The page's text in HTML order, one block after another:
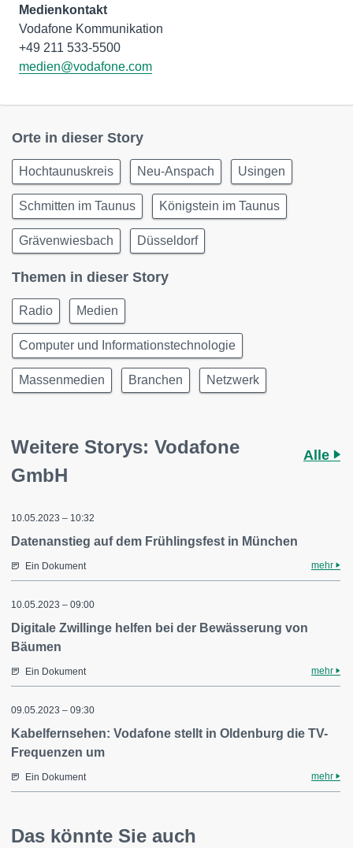
Medienkontakt
Vodafone Kommunikation
medien@vodafone.com
Orte in dieser Story
Hochtaunuskreis Neu-Anspach Usingen
Schmitten im Taunus Königstein im Taunus
Grävenwiesbach Düsseldorf
Themen in dieser Story
Radio Medien
Computer und Informationstechnologie
Massenmedien Branchen Netzwerk
Weitere Storys: Vodafone
GmbH
Alle
10.05.2023 – 10:32
Datenanstieg auf dem Frühlingsfest in München
Ein Dokument mehr
10.05.2023 – 09:00
Digitale Zwillinge helfen bei der Bewässerung von
Bäumen
Ein Dokument mehr
09.05.2023 – 09:30
Kabelfernsehen: Vodafone stellt in Oldenburg die TV-
Frequenzen um
Ein Dokument mehr
Das könnte Sie auch